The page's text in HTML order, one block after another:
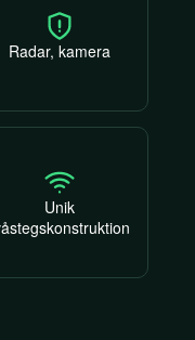
Radar, kamera
Unik